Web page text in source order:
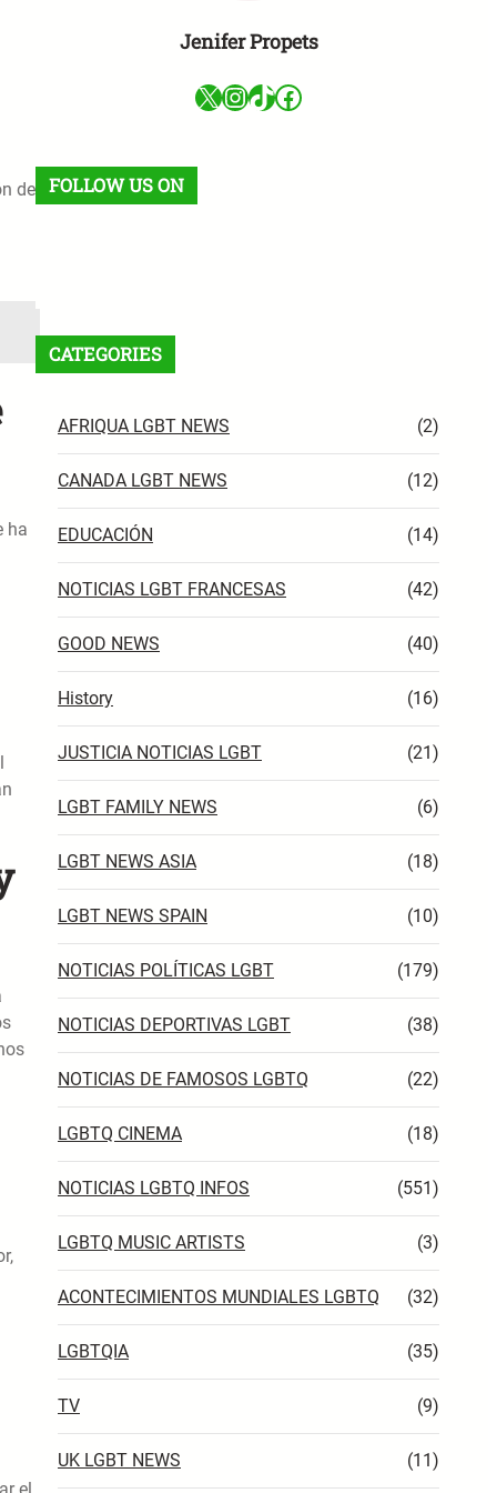
de
ha
el
Jenifer Propets
X InstagramTikTok Facebook
FOLLOW US ON
CATEGORIES
AFRIQUA LGBT NEWS (2)
CANADA LGBT NEWS (12)
EDUCACIÓN (14)
NOTICIAS LGBT FRANCESAS (42)
GOOD NEWS (40)
History (16)
JUSTICIA NOTICIAS LGBT (21)
LGBT FAMILY NEWS (6)
LGBT NEWS ASIA (18)
LGBT NEWS SPAIN (10)
NOTICIAS POLÍTICAS LGBT (179)
NOTICIAS DEPORTIVAS LGBT (38)
NOTICIAS DE FAMOSOS LGBTQ (22)
LGBTQ CINEMA (18)
NOTICIAS LGBTQ INFOS (551)
LGBTQ MUSIC ARTISTS (3)
ACONTECIMIENTOS MUNDIALES LGBTQ (32)
LGBTQIA (35)
TV (9)
UK LGBT NEWS (11)